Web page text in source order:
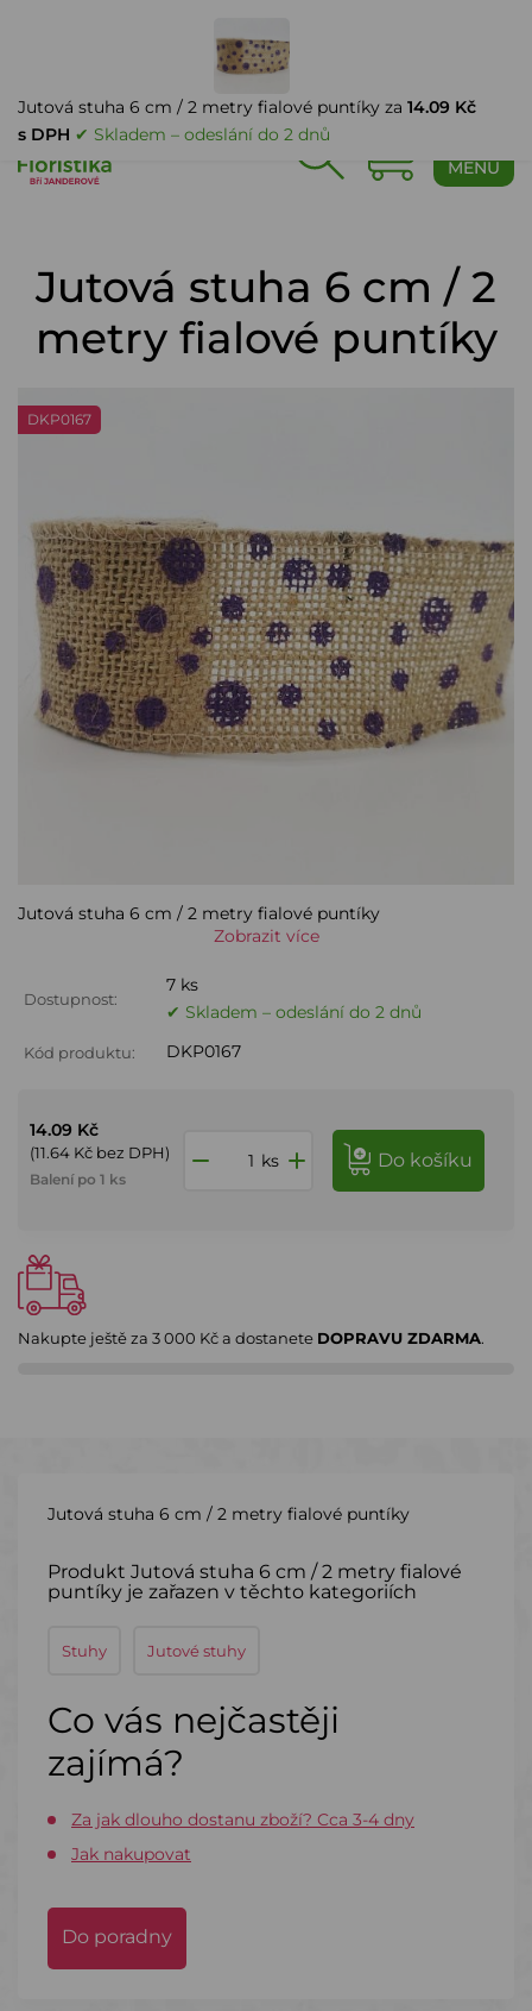
MENU
Jutová stuha 6 cm / 2
metry fialové puntíky
DKP0167
Jutová stuha 6 cm / 2 metry fialové puntíky
Zobrazit více
Dostupnost:
7 ks
✔ Skladem – odeslání do 2 dnů
Kód produktu: DKP0167
14.09 Kč
(11.64 Kč bez DPH)
Balení po 1 ks
ks do košíku
Nakupte ještě za 3 000 Kča dostanete DOPRAVU ZDARMA.
Jutová stuha 6 cm / 2 metry fialové puntíky za 14.09 Kč
s DPH ✔ Skladem – odeslání do 2 dnů
Jutová stuha 6 cm / 2 metry fialové puntíky
Produkt Jutová stuha 6 cm / 2 metry fialové
puntíky je zařazen v těchto kategoriích
Stuhy Jutové stuhy
Co vás nejčastěji
zajímá?
Za jak dlouho dostanu zboží? Cca 3-4 dny
Jak nakupovat
Do poradny